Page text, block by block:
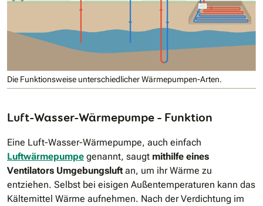
Die Funktionsweise unterschiedlicher Wärmepumpen-Arten.
Luft-Wasser-Wärmepumpe – Funktion
Eine Luft-Wasser-Wärmepumpe, auch einfach
Luftwärmepumpe genannt, saugt mithilfe eines
Ventilators Umgebungsluft an, um ihr Wärme zu
entziehen. Selbst bei eisigen Außentemperaturen kann das
Kältemittel Wärme aufnehmen. Nach der Verdichtung im